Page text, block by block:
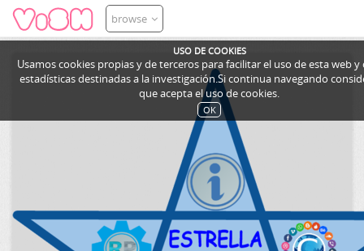
USO DE COOKIES
Usamos cookies propias y de terceros para facilitar el uso de esta web
estadísticas destinadas a la investigación.Si continua navegando
que acepta el uso de cookies.
OK
browse